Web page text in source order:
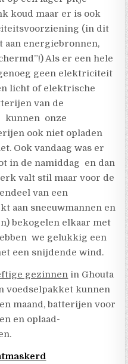
koud maar er is ook
(in dit
aan energiebronnen,
Als er een hele
geen elektriciteit
licht of elektrische
van de
kunnen onze
ook niet opladen
Ook vandaag was er
in de namiddag en dan
valt stil maar voor de
van een
aan sneeuwmannen en
bekogelen elkaar met
we gelukkig een
een snijdende wind.
gezinnen in Ghouta
voedselpakket kunnen
maand, batterijen voor
en oplaad-